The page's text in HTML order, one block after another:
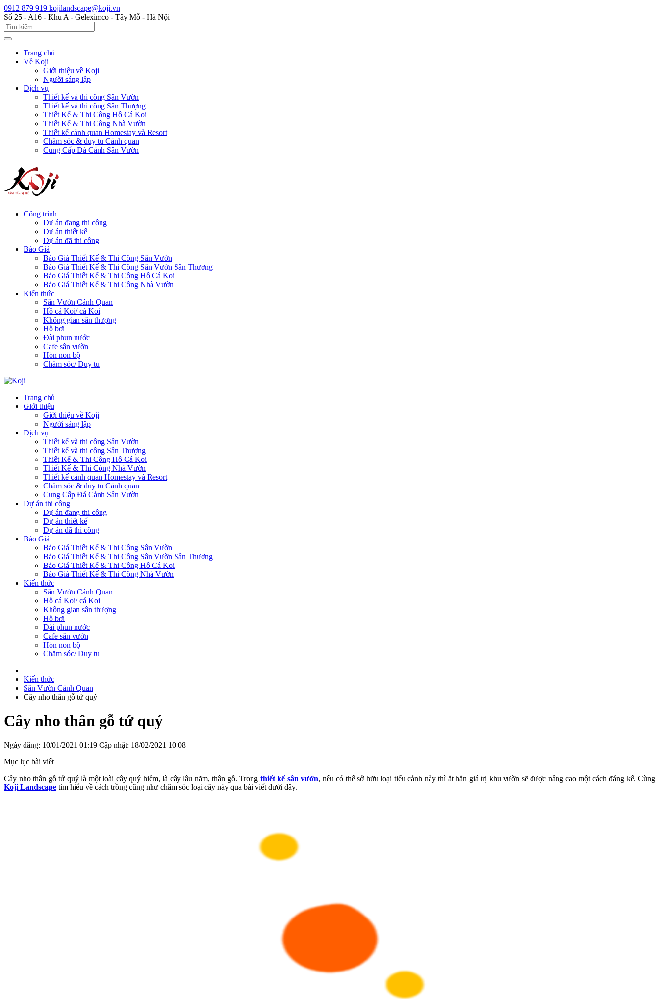
0912 879 919 kojilandscape@koji.vn
Số 25 - A16 - Khu A - Geleximco - Tây Mỗ - Hà Nội
Trang chủ
Về Koji
Giới thiệu về Koji
Người sáng lập
Dịch vụ
Thiết kế và thi công Sân Vườn
Thiết kế và thi công Sân Thượng
Thiết Kế & Thi Công Hồ Cá Koi
Thiết Kế & Thi Công Nhà Vườn
Thiết kế cảnh quan Homestay và Resort
Chăm sóc & duy tu Cảnh quan
Cung Cấp Đá Cảnh Sân Vườn
Công trình
Dự án đang thi công
Dự án thiết kế
Dự án đã thi công
Báo Giá
Báo Giá Thiết Kế & Thi Công Sân Vườn
Báo Giá Thiết Kế & Thi Công Sân Vườn Sân Thượng
Báo Giá Thiết Kế & Thi Công Hồ Cá Koi
Báo Giá Thiết Kế & Thi Công Nhà Vườn
Kiến thức
Sân Vườn Cảnh Quan
Hồ cá Koi/ cá Koi
Không gian sân thượng
Hồ bơi
Đài phun nước
Cafe sân vườn
Hòn non bộ
Chăm sóc/ Duy tu
Trang chủ
Giới thiệu
Giới thiệu về Koji
Người sáng lập
Dịch vụ
Thiết kế và thi công Sân Vườn
Thiết kế và thi công Sân Thượng
Thiết Kế & Thi Công Hồ Cá Koi
Thiết Kế & Thi Công Nhà Vườn
Thiết kế cảnh quan Homestay và Resort
Chăm sóc & duy tu Cảnh quan
Cung Cấp Đá Cảnh Sân Vườn
Dự án thi công
Dự án đang thi công
Dự án thiết kế
Dự án đã thi công
Báo Giá
Báo Giá Thiết Kế & Thi Công Sân Vườn
Báo Giá Thiết Kế & Thi Công Sân Vườn Sân Thượng
Báo Giá Thiết Kế & Thi Công Hồ Cá Koi
Báo Giá Thiết Kế & Thi Công Nhà Vườn
Kiến thức
Sân Vườn Cảnh Quan
Hồ cá Koi/ cá Koi
Không gian sân thượng
Hồ bơi
Đài phun nước
Cafe sân vườn
Hòn non bộ
Chăm sóc/ Duy tu
Kiến thức
Sân Vườn Cảnh Quan
Cây nho thân gỗ tứ quý
Cây nho thân gỗ tứ quý
Ngày đăng: 10/01/2021 01:19 Cập nhật: 18/02/2021 10:08
Mục lục bài viết
Cây nho thân gỗ tứ quý là một loài cây quý hiếm, là cây lâu năm, thân gỗ. Trong thiết kế sân vườn, nếu có thể sở hữu loại tiểu cảnh này thì ắt hẳn giá trị khu vườn sẽ được nâng cao một cách đáng kể. Cùng
Koji Landscape tìm hiểu về cách trồng cũng như chăm sóc loại cây này qua bài viết dưới đây.